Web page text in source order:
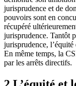
jurisprudence et de
pouvoirs sont en
récupéré
jurisprudence. Tantôt
jurisprudence,
En même temps, la
par les arrêts directifs.